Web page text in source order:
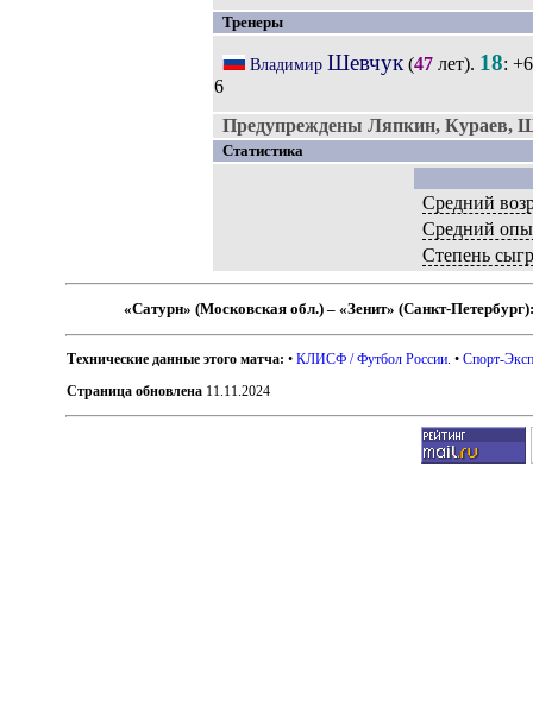
Тренеры
Владимир Шевчук(47лет). 18:
6
Предупреждены Ляпкин,
Статистика
Средний
Средний
Степень
«Сатурн» (Московская обл.) – «Зенит» (Санкт-
Технические данные этого матча: •КЛИСФ / Футбол России . •Спорт-
Страница обновлена 11.11.2024